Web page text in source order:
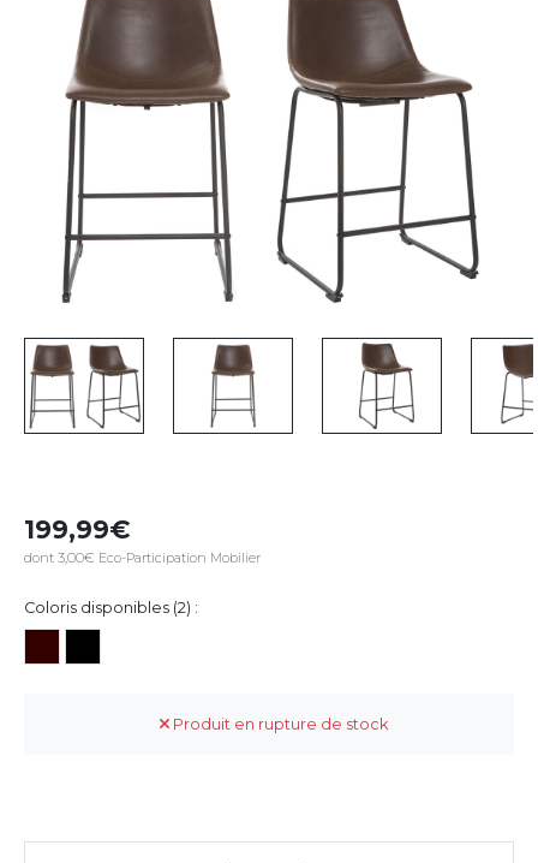
199,99
dont 3,00€ Eco-Participation Mobilier
Coloris disponibles (2) :
Produit en rupture de stock